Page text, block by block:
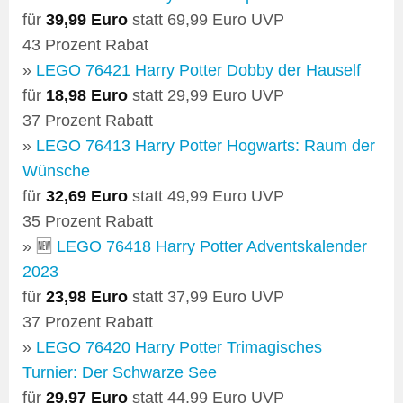
für 39,99 Euro statt 69,99 Euro UVP
43 Prozent Rabat
» LEGO 76421 Harry Potter Dobby der Hauself
für 18,98 Euro statt 29,99 Euro UVP
37 Prozent Rabatt
» LEGO 76413 Harry Potter Hogwarts: Raum der
Wünsche
für 32,69 Euro statt 49,99 Euro UVP
35 Prozent Rabatt
» 🆕 LEGO 76418 Harry Potter Adventskalender
2023
für 23,98 Euro statt 37,99 Euro UVP
37 Prozent Rabatt
» LEGO 76420 Harry Potter Trimagisches
Turnier: Der Schwarze See
für 29,97 Euro statt 44,99 Euro UVP